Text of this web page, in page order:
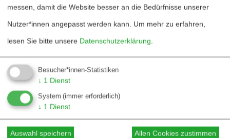
geheim gehalten. Diese Verträge
gewährleisten nicht, daß Ergebnisse der
Grundlagenforschung publiziert werden
können. Nach amerikanischem Recht ist
zudem ein als Erstauftragnehmer
auftretendes US-Unternehmen berechtigt,
über 17 Jahre Sub-Auftragnehmern die
Nutzung von Forschungsergebnissen zu
messen, damit die Website besser an die Bedürfnisse unserer
Nutzer*innen angepasst werden kann. Um mehr zu erfahren,
lesen Sie bitte unsere Datenschutzerklärung.
Besucher*innen-Statistiken
↓ 1 Dienst
System (immer erforderlich)
↓ 1 Dienst
Auswahl speichern Allen Cookies zustimmen